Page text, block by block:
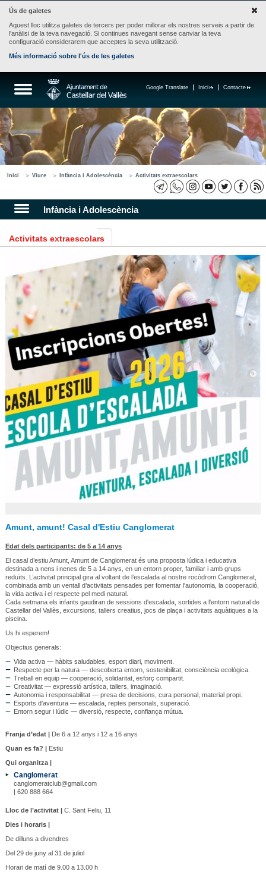
Ús de galetes
Aquest lloc utilitza galetes de tercers per poder millorar els nostres serveis a partir de
l'anàlisi de la teva navegació. Si continues navegant sense canviar la teva
configuració considerarem que acceptes la seva utilització.
Més informació sobre l'ús de les galetes
Contacte
Inici
Google Translate
Inici Viure Infància i Adolescència Activitats extraescolars
Infància i Adolescència
Activitats extraescolars
Amunt, amunt! Casal d'Estiu Canglomerat
Edat dels participants: de 5 a 14 anys
El casal d’estiu Amunt, Amunt de Canglomerat és una proposta lúdica i educativa
destinada a nens i nenes de 5 a 14 anys, en un entorn proper, familiar i amb grups
reduïts. L’activitat principal gira al voltant de l’escalada al nostre rocòdrom Canglomerat,
combinada amb un ventall d’activitats pensades per fomentar l'autonomia, la cooperació,
la vida activa i el respecte pel medi natural.
Cada setmana els infants gaudiran de sessions d'escalada, sortides a l'entorn natural de
Castellar del Vallès, excursions, tallers creatius, jocs de plaça i activitats aquàtiques a la
piscina.
Us hi esperem!
Objectius generals:
Vida activa — hàbits saludables, esport diari, moviment.
Respecte per la natura — descoberta entorn, sostenibilitat, consciència ecològica.
Treball en equip — cooperació, solidaritat, esforç compartit.
Creativitat — expressió artística, tallers, imaginació.
Autonomia i responsabilitat — presa de decisions, cura personal, material propi.
Esports d'aventura — escalada, reptes personals, superació.
Entorn segur i lúdic — diversió, respecte, confiança mútua.
Franja d’edat |De 6 a 12 anys i 12 a 16 anys
Quan es fa? |Estiu
Qui organitza |
Canglomerat
canglomeratclub@gmail.com
| 620 888 664
Lloc de l’activitat |C. Sant Feliu, 11
Dies i horaris |
De dilluns a divendres
Del 29 de juny al 31 de juliol
Horari de matí de 9.00 a 13.00 h